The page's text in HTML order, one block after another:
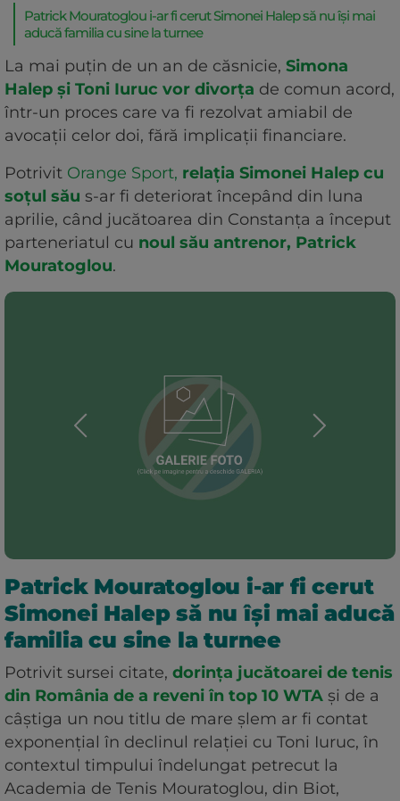
Patrick Mouratoglou i-ar fi cerut Simonei Halep să nu își mai
aducă familia cu sine la turnee
La mai puțin de un an de căsnicie, Simona
Halep și Toni Iuruc vor divorța de comun acord,
într-un proces care va fi rezolvat amiabil de
avocații celor doi, fără implicații financiare.
Potrivit Orange Sport, relația Simonei Halep cu
soțul său s-ar fi deteriorat începând din luna
aprilie, când jucătoarea din Constanța a început
parteneriatul cu noul său antrenor, Patrick
Mouratoglou.
Patrick Mouratoglou i-ar fi cerut
Simonei Halep să nu își mai aducă
familia cu sine la turnee
Potrivit sursei citate, dorința jucătoarei de tenis
din România de a reveni în top 10 WTA și de a
câștiga un nou titlu de mare șlem ar fi contat
exponențial în declinul relației cu Toni Iuruc, în
contextul timpului îndelungat petrecut la
Academia de Tenis Mouratoglou, din Biot,